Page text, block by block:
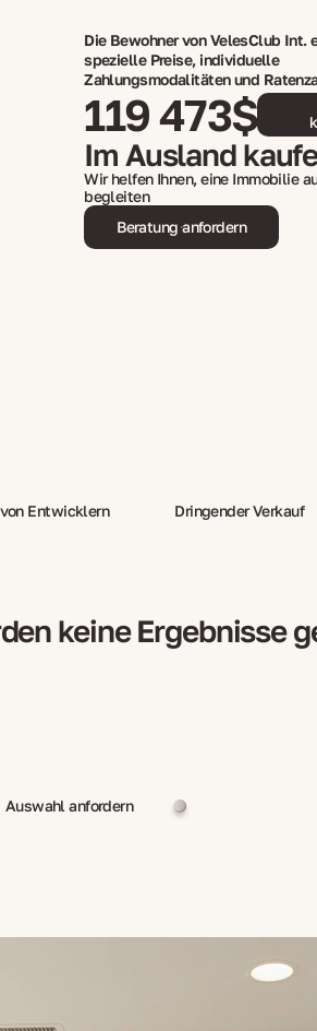
Die Bewohner von VelesClub Int.
spezielle Preise, individuelle
Zahlungsmodalitäten und
119 473$
Im Ausland
Wir helfen Ihnen, eine Immobilie
begleiten
Beratung anfordern
Entwicklern Dringender Verkauf
keine Ergebnisse
Auswahl anfordern